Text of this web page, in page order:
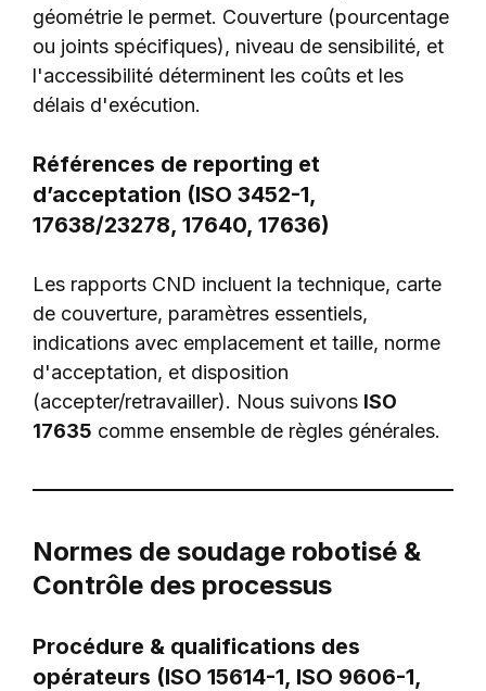
géométrie le permet. Couverture (pourcentage
ou joints spécifiques), niveau de sensibilité, et
l'accessibilité déterminent les coûts et les
délais d'exécution.
Références de reporting et
d’acceptation (ISO 3452-1,
17638/23278, 17640, 17636)
Les rapports CND incluent la technique, carte
de couverture, paramètres essentiels,
indications avec emplacement et taille, norme
d'acceptation, et disposition
(accepter/retravailler). Nous suivons ISO
17635 comme ensemble de règles générales.
Normes de soudage robotisé &
Contrôle des processus
Procédure & qualifications des
opérateurs (ISO 15614-1, ISO 9606-1,